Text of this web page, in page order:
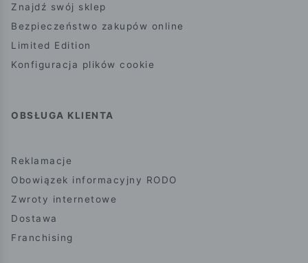
Znajdź swój sklep
Bezpieczeństwo zakupów online
Limited Edition
Konfiguracja plików cookie
OBSŁUGA KLIENTA
Reklamacje
Obowiązek informacyjny RODO
Zwroty internetowe
Dostawa
Franchising